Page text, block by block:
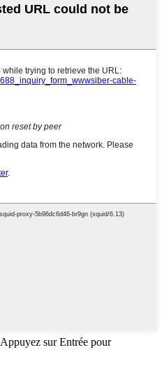
Appuyez sur Entrée pour